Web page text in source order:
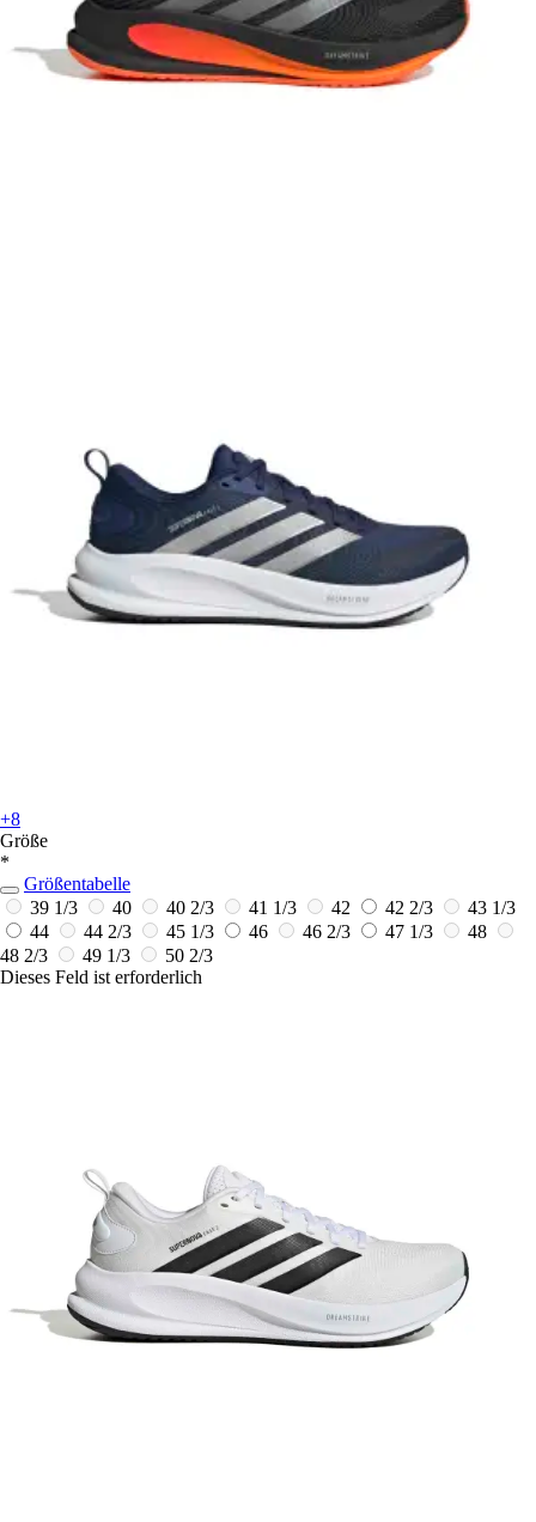
+8
Größe
*
Größentabelle
39 1/3
40 40 2/3 41 1/3 42 42 2/3
43 1/3
44
44 2/3 45 1/3 46 46 2/3 47 1/3
48
48 2/3
49 1/3
50 2/3
Dieses Feld ist erforderlich